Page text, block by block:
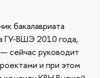
бакалавриата
ГУ-ВШЭ 2010 года,
сейчас руководит
и при этом